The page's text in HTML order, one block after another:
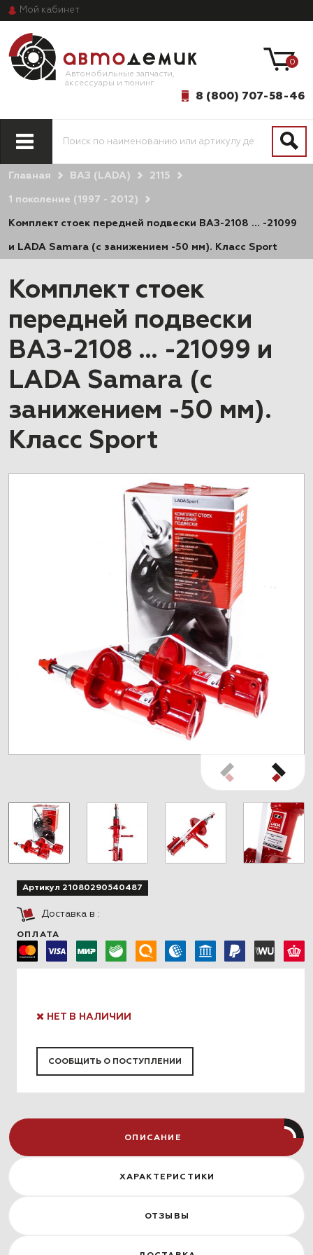
Мой кабинет
Автомобильные запчасти,
аксессуары и тюнинг
8 (800) 707-58-46
0
Главная ВАЗ (LADA) 2115
1 поколение (1997 - 2012)
Комплект стоек передней подвески ВАЗ-2108 … -21099
и LADA Samara (с занижением -50 мм). Класс Sport
Комплект стоек
передней подвески
ВАЗ-2108 … -21099 и
LADA Samara (с
занижением -50 мм).
Класс Sport
Артикул 21080290540487
Доставка в :
ОПЛАТА
НЕТ В НАЛИЧИИ
СООБЩИТЬ О ПОСТУПЛЕНИИ
ОПИСАНИЕ
ХАРАКТЕРИСТИКИ
ОТЗЫВЫ